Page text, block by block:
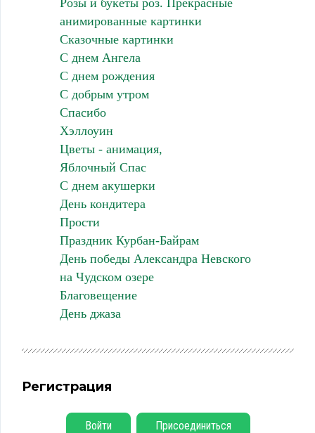
Розы и букеты роз. Прекрасные
анимированные картинки
Сказочные картинки
С днем Ангела
С днем рождения
С добрым утром
Спасибо
Хэллоуин
Цветы - анимация,
Яблочный Спас
С днем акушерки
День кондитера
Прости
Праздник Курбан-Байрам
День победы Александра Невского
на Чудском озере
Благовещение
День джаза
Регистрация
Войти Присоединиться